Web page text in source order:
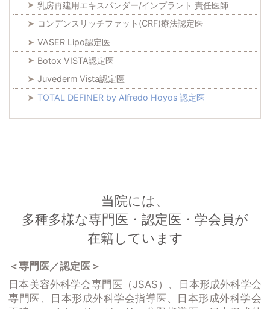
乳房再建用エキスパンダー/インプラント 責任医師
コンデンスリッチファット(CRF)療法認定医
VASER Lipo認定医
Botox VISTA認定医
Juvederm Vista認定医
TOTAL DEFINER by Alfredo Hoyos 認定医
当院には、
多種多様な専門医・認定医・学会員が
在籍しています
＜専門医／認定医＞
日本美容外科学会専門医（JSAS）、日本形成外科学会
専門医、日本形成外科学会指導医、日本形成外科学会